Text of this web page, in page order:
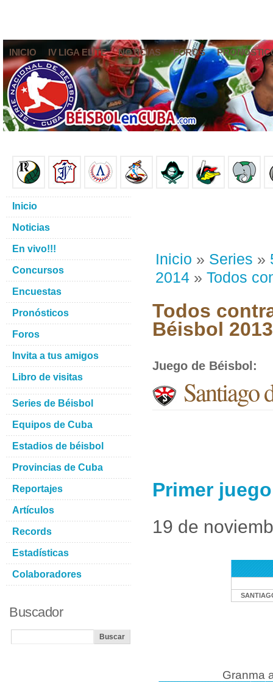
INICIO IV LIGA ELITE NOTICIAS FOROS
Inicio » Series »
2014 » Todos
Todos
Béisbol
Juego de Béisbol :
Santiago
Primer
19 de
Granma
Inicio
Noticias
En vivo!!!
Concursos
Encuestas
Pronósticos
Foros
Invita a tus amigos
Libro de visitas
Series de Béisbol
Equipos de Cuba
Estadios de béisbol
Provincias de Cuba
Reportajes
Artículos
Records
Estadísticas
Colaboradores
Buscador